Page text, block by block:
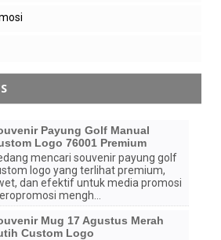
Payung Golf Manual
Logo 76001 Premium
mencari souvenir payung golf
logo yang terlihat premium,
dan efektif untuk media promosi
mengh...
Mug 17 Agustus Merah
Custom Logo